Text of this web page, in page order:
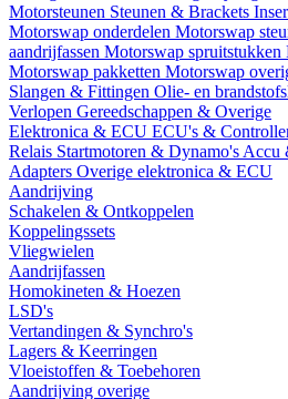
Motorsteunen Steunen & Brackets
Motorswap onderdelen Motorswap
aandrijfassen Motorswap spruitstukken
Motorswap pakketten Motorswap
Slangen & Fittingen Olie- en
Verlopen Gereedschappen & Overige
Elektronica & ECU ECU's &
Relais Startmotoren & Dynamo's Accu
Adapters Overige elektronica & ECU
Aandrijving
Schakelen & Ontkoppelen
Koppelingssets
Vliegwielen
Aandrijfassen
Homokineten & Hoezen
LSD's
Vertandingen & Synchro's
Lagers & Keerringen
Vloeistoffen & Toebehoren
Aandrijving overige